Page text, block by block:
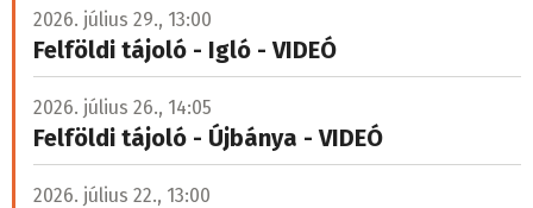
2026. július 29., 13:00
Felföldi tájoló - Igló - VIDEÓ
2026. július 26., 14:05
Felföldi tájoló - Újbánya - VIDEÓ
2026. július 22., 13:00